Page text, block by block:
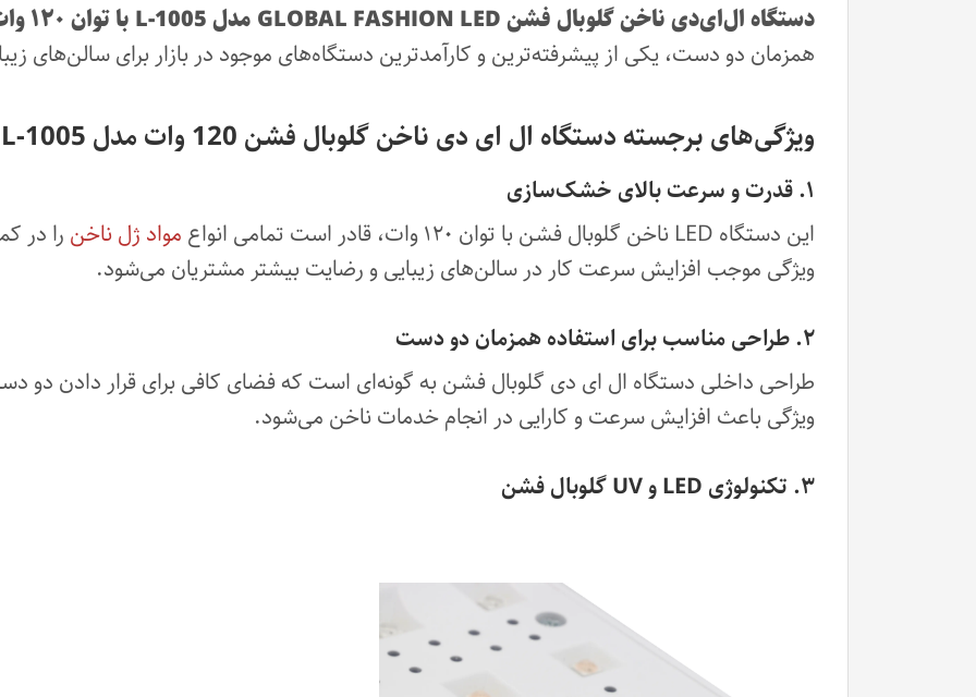
دستگاه ال‌ای‌دی ناخن گلوبال فشن GLOBAL FASHION LED مدل L-1005 با توان ۱۲۰ وات
همزمان دو دست، یکی از پیشرفته‌ترین و کارآمدترین دستگاه‌های موجود در بازار برای سالن‌های
ویژگی‌های برجسته دستگاه ال ای دی ناخن گلوبال فشن 120 وات مدل L-1005
۱. قدرت و سرعت بالای خشک‌سازی
این دستگاه LED ناخن گلوبال فشن با توان ۱۲۰ وات، قادر است تمامی انواع
مواد ژل ناخن را در
ویژگی موجب افزایش سرعت کار در سالن‌های زیبایی و رضایت بیشتر مشتریان می‌شود.
۲. طراحی مناسب برای استفاده همزمان دو دست
طراحی داخلی دستگاه ال ای دی گلوبال فشن به گونه‌ای است که فضای کافی برای قرار دادن دو
ویژگی باعث افزایش سرعت و کارایی در انجام خدمات ناخن می‌شود.
۳. تکنولوژی LED و UV گلوبال فشن